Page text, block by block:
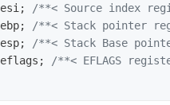
esi ;
/**< Source index
ebp;
/**< Stack pointer
esp;
/**< Stack Base
eflags ;
/**< EFLAGS